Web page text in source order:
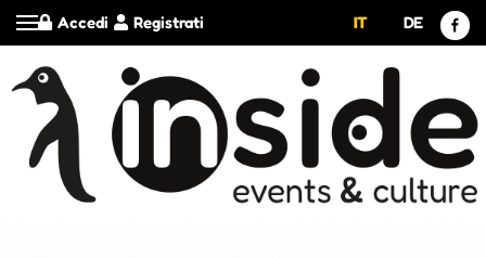
Registrati
Accedi IT DE